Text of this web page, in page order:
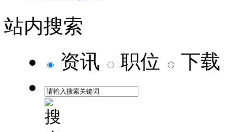
站内搜索
资讯
职位 下载